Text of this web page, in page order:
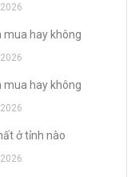
mua hay không
mua hay không
ở tỉnh nào